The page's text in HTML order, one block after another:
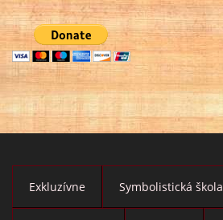
Exkluzívne Symbolistická škola